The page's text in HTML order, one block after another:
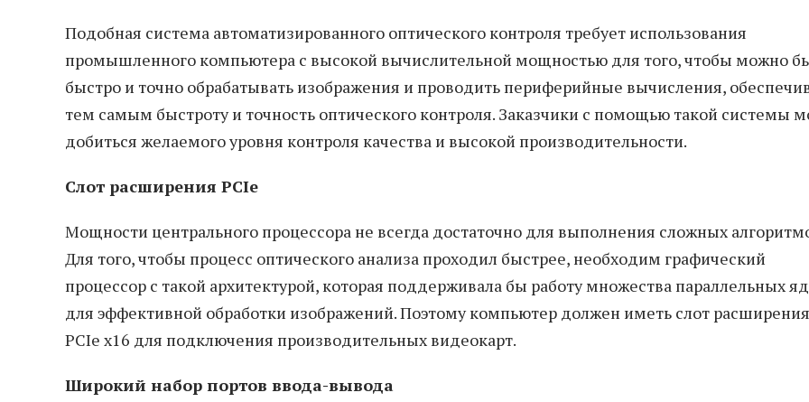
Подобная система автоматизированного оптического контроля требует использования
промышленного компьютера с высокой вычислительной мощностью для того, чтобы можно
быстро и точно обрабатывать изображения и проводить периферийные вычисления,
тем самым быстроту и точность оптического контроля. Заказчики с помощью такой системы
добиться желаемого уровня контроля качества и высокой производительности.
Слот расширения PCIe
Мощности центрального процессора не всегда достаточно для выполнения сложных
Для того, чтобы процесс оптического анализа проходил быстрее, необходим графический
процессор с такой архитектурой, которая поддерживала бы работу множества параллельных
для эффективной обработки изображений. Поэтому компьютер должен иметь слот расширения
PCIe x16 для подключения производительных видеокарт.
Широкий набор портов ввода-вывода